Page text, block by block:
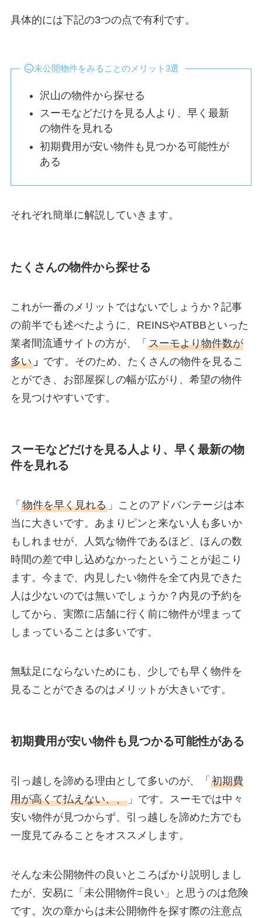
具体的には下記の3つの点で有利です。
未公開物件をみることのメリット3選
沢山の物件から探せる
スーモなどだけを見る人より、早く最新
の物件を見れる
初期費用が安い物件も見つかる可能性が
ある
それぞれ簡単に解説していきます。
たくさんの物件から探せる
これが一番のメリットではないでしょうか？記事
の前半でも述べたように、REINSやATBBといった
業者間流通サイトの方が、「 スーモより物件数が
多い」 です。そのため、たくさんの物件を見るこ
とができ、お部屋探しの幅が広がり、希望の物件
を見つけやすいです。
スーモなどだけを見る人より、早く最新の物
件を見れる
「 物件を早く見れる」ことのアドバンテージは本
当に大きいです。あまりピンと来ない人も多いか
もしれませが、人気な物件であるほど、ほんの数
時間の差で申し込めなかったということが起こり
ます。今まで、内見したい物件を全て内見できた
人は少ないのでは無いでしょうか？内見の予約を
してから、実際に店舗に行く前に物件が埋まって
しまっていることは多いです。
無駄足にならないためにも、少しでも早く物件を
見ることができるのはメリットが大きいです。
初期費用が安い物件も見つかる可能性がある
引っ越しを諦める理由として多いのが、「 初期費
用が高くて払えない、、」です。スーモでは中々
安い物件が見つからず、引っ越しを諦めた方でも
一度見てみることをオススメします。
そんな未公開物件の良いところばかり説明しまし
たが、安易に「未公開物件=良い」と思うのは危険
です。次の章からは未公開物件を探す際の注意点